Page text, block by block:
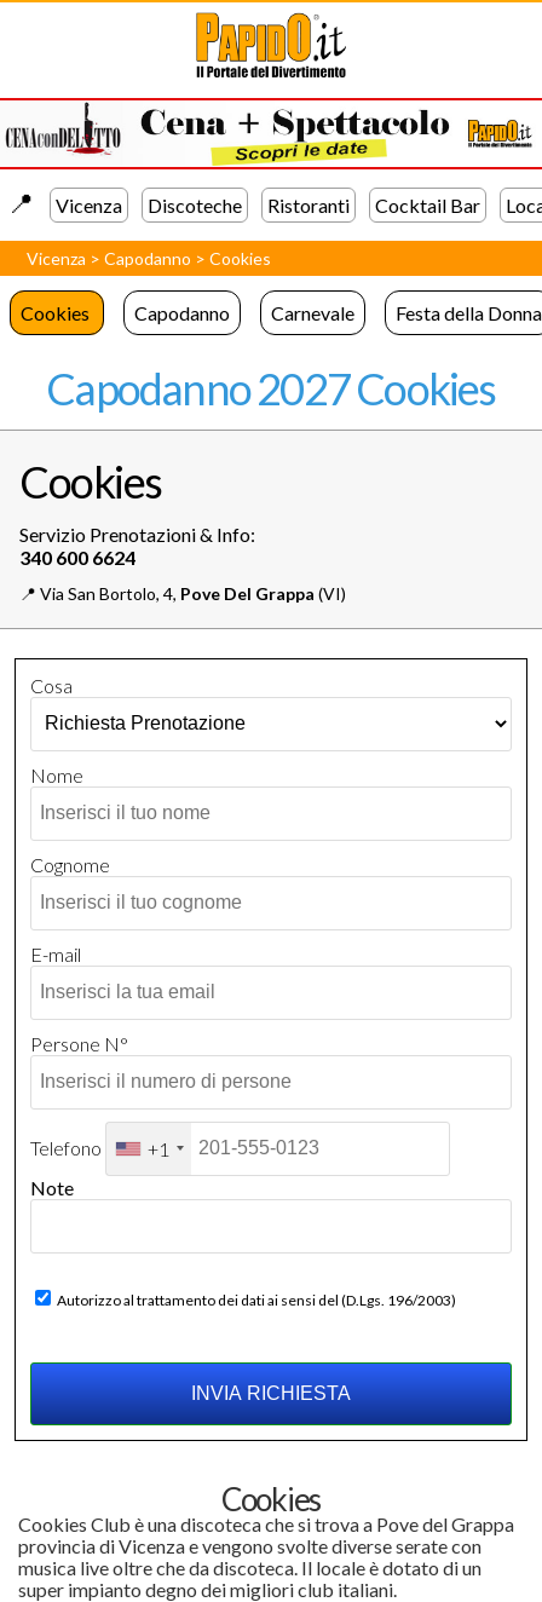
📍️ Vicenza Discoteche Ristoranti Cocktail Bar
Vicenza >Capodanno >Cookies
Cookies Capodanno Carnevale Festa della Donna
Capodanno 2027 Cookies
Cookies
Servizio Prenotazioni & Info:
📍️ Via San Bortolo, 4, Pove Del Grappa (VI)
Cosa
Nome
Cognome
E-mail
Persone N°
Telefono
+1
Note
Autorizzo al trattamento dei dati ai sensi del (D.Lgs. 196/2003)
Cookies
Cookies Club è una discoteca che si trova a Pove del Grappa
provincia di Vicenza e vengono svolte diverse serate con
musica live oltre che da discoteca. Il locale è dotato di un
super impianto degno dei migliori club italiani.